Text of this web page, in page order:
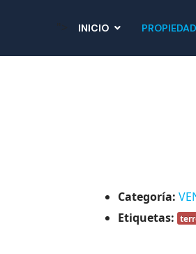
"> INICIO
Categoría:
Etiquetas: